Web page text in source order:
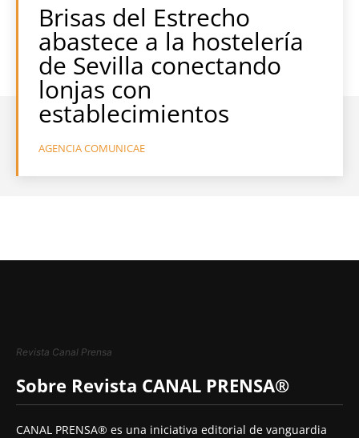
Brisas del Estrecho
abastece a la hostelería
de Sevilla conectando
lonjas con
establecimientos
AGENCIA COMUNICAE
Revista Canal Prensa
Sobre Revista CANAL PRENSA®
CANAL PRENSA® es una iniciativa editorial de vanguardia